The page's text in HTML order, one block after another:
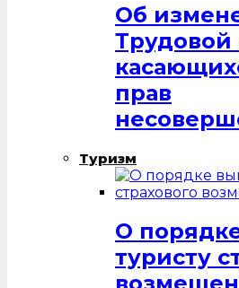
Об
прав
Туризм
О
туристу